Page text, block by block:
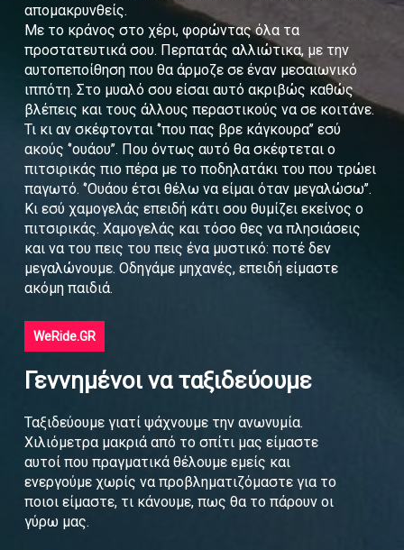
απομακρυνθείς.
Με το κράνος στο χέρι, φορώντας όλα τα
προστατευτικά σου. Περπατάς αλλιώτικα, με την
αυτοπεποίθηση που θα άρμοζε σε έναν μεσαιωνικό
ιππότη. Στο μυαλό σου είσαι αυτό ακριβώς καθώς
βλέπεις και τους άλλους περαστικούς να σε κοιτάνε.
Τι κι αν σκέφτονται ‘’που πας βρε κάγκουρα’’ εσύ
ακούς ‘’ουάου’’. Που όντως αυτό θα σκέφτεται ο
πιτσιρικάς πιο πέρα με το ποδηλατάκι του που τρώει
παγωτό. ‘’Ουάου έτσι θέλω να είμαι όταν μεγαλώσω’’.
Κι εσύ χαμογελάς επειδή κάτι σου θυμίζει εκείνος ο
πιτσιρικάς. Χαμογελάς και τόσο θες να πλησιάσεις
και να του πεις του πεις ένα μυστικό: ποτέ δεν
μεγαλώνουμε. Οδηγάμε μηχανές, επειδή είμαστε
ακόμη παιδιά.
WeRide.GR
Γεννημένοι να ταξιδεύουμε
Ταξιδεύουμε γιατί ψάχνουμε την ανωνυμία.
Χιλιόμετρα μακριά από το σπίτι μας είμαστε
αυτοί που πραγματικά θέλουμε εμείς και
ενεργούμε χωρίς να προβληματιζόμαστε για το
ποιοι είμαστε, τι κάνουμε, πως θα το πάρουν οι
γύρω μας.